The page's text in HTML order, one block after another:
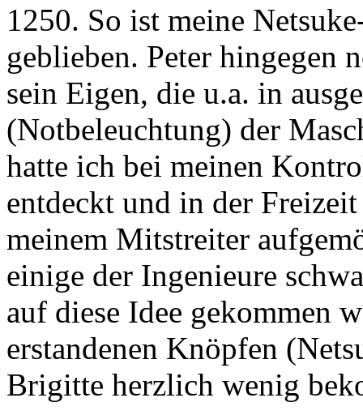
1250. So ist meine
geblieben. Peter hingegen
sein Eigen, die u.a. in
(Notbeleuchtung) der
hatte ich bei meinen
entdeckt und in der
meinem Mitstreiter
einige der Ingenieure
auf diese Idee gekommen
erstandenen Knöpfen
Brigitte herzlich wenig